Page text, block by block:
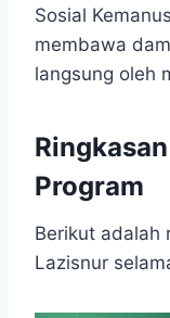
Sosial
membawa
langsung oleh
Program
Berikut adalah
Lazisnur